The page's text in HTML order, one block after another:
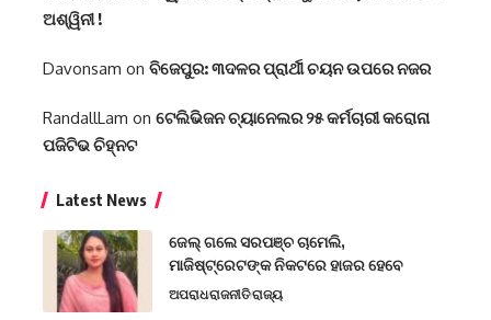
ଅଶ୍ୱିନୀ !
Davonsam on ବିଜେପୁର: ୩ଦଳର ପ୍ରାର୍ଥୀ ଚୟନ ଉପରେ ନଜର
RandallLam on ଟେଲିଭିଜନ ଚ୍ୟାନେଲର ୨୫ କର୍ମଚାରୀ କରୋନା
ପଜିଟିଭ ଚିହ୍ନଟ
Latest News
ଜେଲ୍ ଗଲେ ସରପଞ୍ଚ ଚାମେଲି,
ମାଜିଷ୍ଟ୍ରେଟଙ୍କ ନିକଟରେ ହାଜର ହେବେ
ଅପରାଧରାଜନୀତିରାଜ୍ୟ